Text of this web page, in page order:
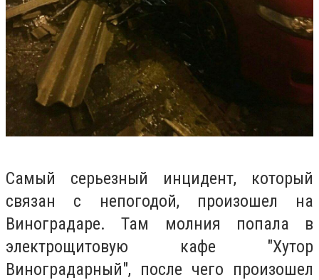
Самый серьезный инцидент, который
связан с непогодой, произошел на
Виноградаре. Там молния попала в
электрощитовую кафе "Хутор
Виноградарный", после чего произошел